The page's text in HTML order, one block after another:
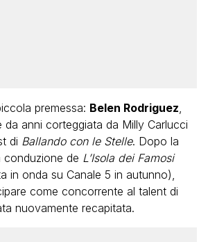
premessa: Belen Rodriguez,
da anni corteggiata da Milly Carlucci
di Ballando con le Stelle. Dopo la
conduzione de L’Isola dei Famosi
in onda su Canale 5 in autunno),
come concorrente al talent di
nuovamente recapitata.